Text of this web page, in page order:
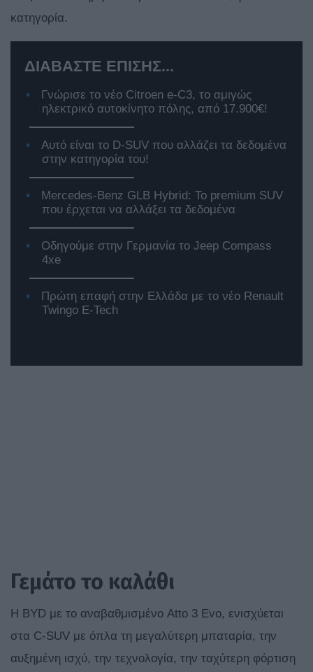
κατηγορία.
ΔΙΑΒΑΣΤΕ ΕΠΙΣΗΣ...
Γνώρισε το νέο Citroen e-C3, το αμιγώς
ηλεκτρικό αυτοκίνητο πόλης, από 17.900€!
Αυτό είναι το D-SUV που αλλάζει τα δεδομένα
στην κατηγορία του!
Mercedes-Benz GLB Hybrid: Το premium SUV
που έρχεται να αλλάξει τα δεδομένα
Οδηγούμε στην Γερμανία το Jeep Compass
4xe
Πρώτη επαφή στην Ελλάδα με το νέο Renault
Twingo E-Tech
Γεμάτο το καλάθι
Η BYD με το αναβαθμισμένο Atto 3 Evo, ενισχύεται
στα C-SUV με όπλα τη μεγαλύτερη μπαταρία, την
αυξημένη ισχύ, την τεχνολογία, την ταχύτερη φόρτιση